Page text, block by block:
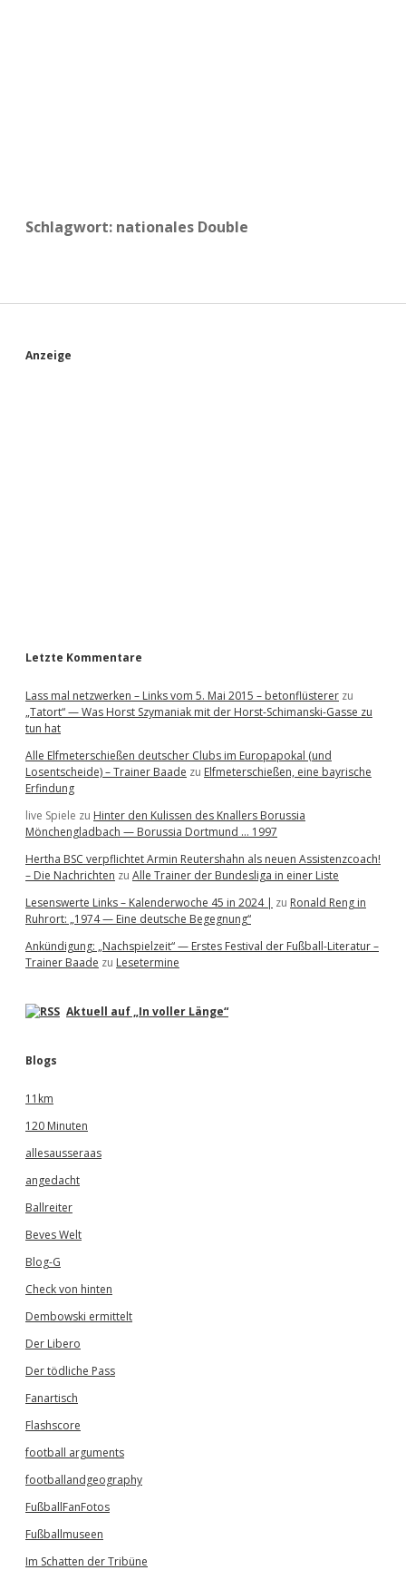
Schlagwort: nationales Double
S
Anzeige
Letzte Kommentare
Lass mal netzwerken – Links vom 5. Mai 2015 – betonflüsterer zu
„Tatort“ — Was Horst Szymaniak mit der Horst-Schimanski-Gasse zu
tun hat
Alle Elfmeterschießen deutscher Clubs im Europapokal (und
Losentscheide) – Trainer Baade zu Elfmeterschießen, eine bayrische
Erfindung
live Spiele zu Hinter den Kulissen des Knallers Borussia
Mönchengladbach — Borussia Dortmund … 1997
Hertha BSC verpflichtet Armin Reutershahn als neuen Assistenzcoach!
– Die Nachrichten zu Alle Trainer der Bundesliga in einer Liste
Lesenswerte Links – Kalenderwoche 45 in 2024 | zu Ronald Reng in
Ruhrort: „1974 — Eine deutsche Begegnung“
Ankündigung: „Nachspielzeit“ — Erstes Festival der Fußball-Literatur –
Trainer Baade zu Lesetermine
Aktuell auf „In voller Länge“
Blogs
11km
120 Minuten
allesausseraas
angedacht
Ballreiter
Beves Welt
Blog-G
Check von hinten
Dembowski ermittelt
Der Libero
Der tödliche Pass
Fanartisch
Flashscore
football arguments
footballandgeography
FußballFanFotos
Fußballmuseen
Im Schatten der Tribüne